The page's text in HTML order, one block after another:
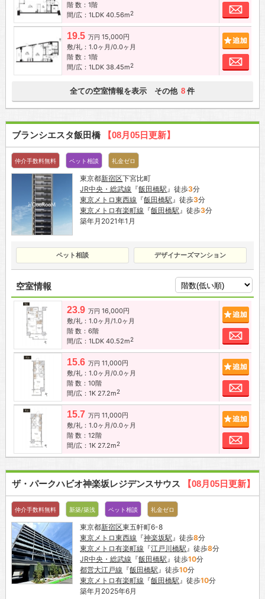
階 数：1階
間/広：1LDK 40.56m2
お
19.5 万円 15,000円
敷/礼：1.0ヶ月/0.0ヶ月
階 数：1階
間/広：1LDK 38.45m2
お
全ての空室情報を表示 その他 8 件
ブランシエスタ飯田橋 【08月05日更新】
仲介手数料無料 ペット相談 礼金ゼロ
東京都新宿区下宮比町
JR中央・総武線 『飯田橋駅』徒歩3分
東京メトロ東西線 『飯田橋駅』徒歩3分
東京メトロ有楽町線 『飯田橋駅』徒歩3分
築年月2021年1月
ペット相談 デザイナーズマンション
空室情報
23.9 万円 16,000円
敷/礼：1.0ヶ月/1.0ヶ月
階 数：6階
間/広：1LDK 40.52m2
お
15.6 万円 11,000円
敷/礼：1.0ヶ月/0.0ヶ月
階 数：10階
間/広：1K 27.2m2
お
15.7 万円 11,000円
敷/礼：1.0ヶ月/0.0ヶ月
階 数：12階
間/広：1K 27.2m2
お
ザ・パークハビオ神楽坂レジデンスサウス 【08月05日更新】
仲介手数料無料 新築/築浅 ペット相談 礼金ゼロ
東京都新宿区東五軒町6-8
東京メトロ東西線 『神楽坂駅』徒歩8分
東京メトロ有楽町線 『江戸川橋駅』徒歩8分
JR中央・総武線 『飯田橋駅』徒歩10分
都営大江戸線 『飯田橋駅』徒歩10分
東京メトロ有楽町線 『飯田橋駅』徒歩10分
築年月2025年6月